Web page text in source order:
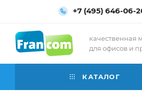
+7 (495) 646-06-
качественная
для офисов и
КАТАЛОГ